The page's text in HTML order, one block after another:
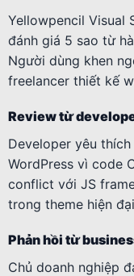
Yellowpencil Visual
đánh giá 5 sao từ
Người dùng khen
freelancer thiết kế
Review từ
Developer yêu
WordPress vì code
conflict với JS
trong theme hiện
Phản hồi từ
Chủ doanh nghiệp